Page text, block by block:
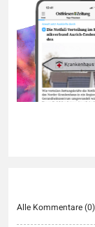
Alle Kommentare (0)